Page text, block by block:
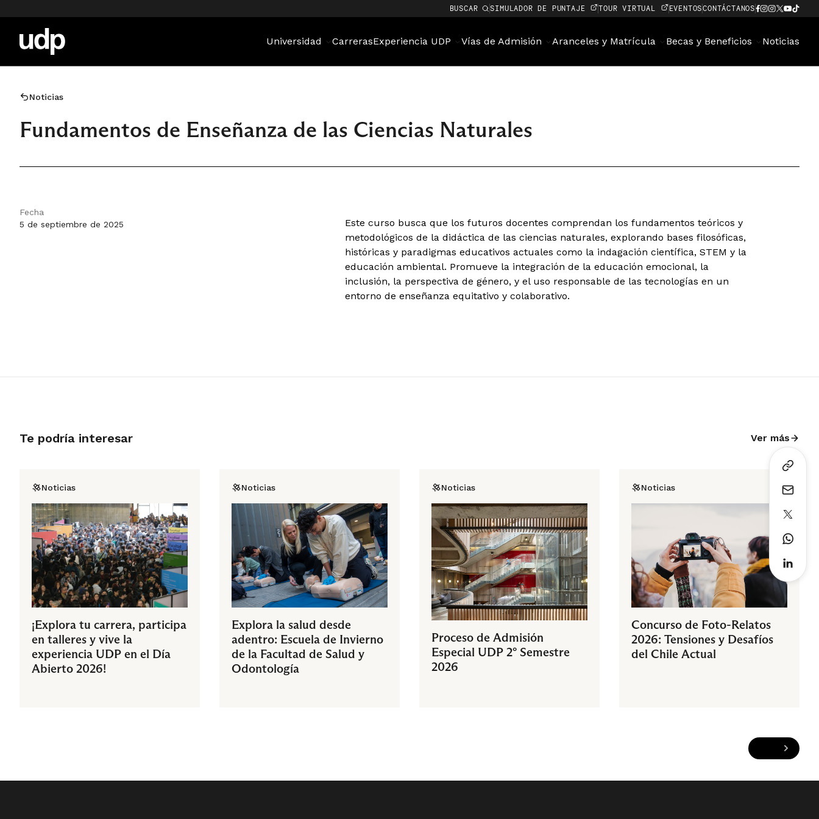
BUSCAR SIMULADOR DE PUNTAJE TOUR VIRTUAL EVENTOSCONTÁCTANOS
Universidad CarrerasExperiencia UDP Vías de Admisión Aranceles y Matrícula Becas y Beneficios Noticias
Noticias
Fundamentos de Enseñanza de las Ciencias Naturales
Fecha
5 de septiembre de 2025
Este curso busca que los futuros docentes comprendan los fundamentos teóricos y
metodológicos de la didáctica de las ciencias naturales, explorando bases filosóficas,
históricas y paradigmas educativos actuales como la indagación científica, STEM y la
educación ambiental. Promueve la integración de la educación emocional, la
inclusión, la perspectiva de género, y el uso responsable de las tecnologías en un
entorno de enseñanza equitativo y colaborativo.
Te podría interesar Ver más
Noticias
¡Explora tu carrera, participa
en talleres y vive la
experiencia UDP en el Día
Abierto 2026!
Noticias
Explora la salud desde
adentro: Escuela de Invierno
de la Facultad de Salud y
Odontología
Noticias
Proceso de Admisión
Especial UDP 2° Semestre
2026
Noticias
Concurso de Foto-Relatos
2026: Tensiones y Desafíos
del Chile Actual